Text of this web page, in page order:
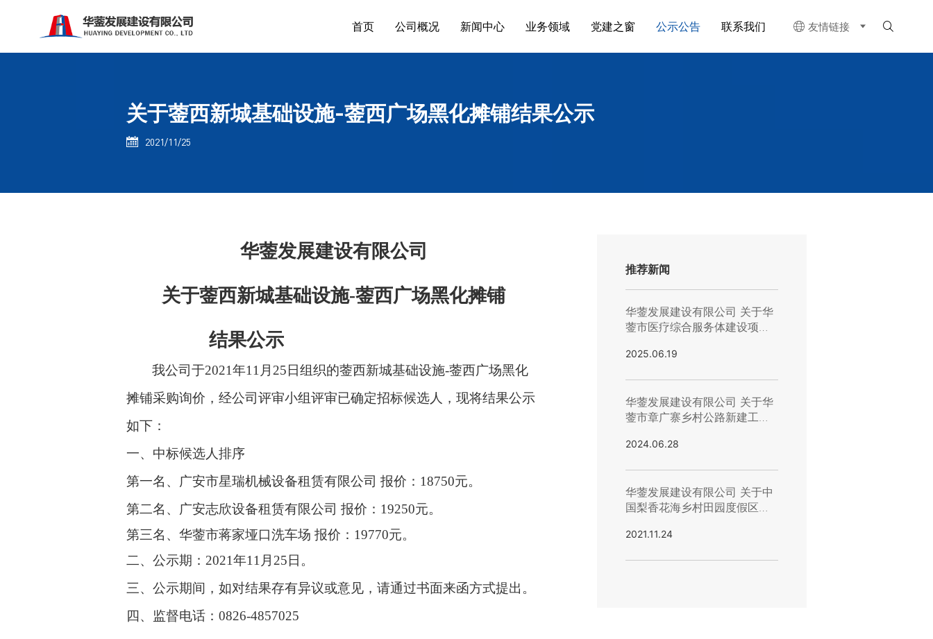
首页 公司概况 新闻中心 业务领域 党建之窗 公示公告 联系我们  友情链接 
关于蓥西新城基础设施-蓥西广场黑化摊铺结果公示
 2021/11/25
华蓥发展建设有限公司
关于蓥西新城基础设施-蓥西广场黑化摊铺
结果公示
我公司于2021年11 月 25 日组织的蓥西新城基础设施-蓥西广场黑化
摊铺采购询价，经公司评审小组评审已确定招标候选人，现将结果公示
如下：
一、中标候选人排序
第一名、 广安市星瑞机械设备租赁有限公司 报价： 18750元。
第二名、 广安志欣设备租赁有限公司 报价： 19250元。
第三名、华蓥市蒋家垭口洗车场 报价 ： 19770元。
二、公示期： 2021年11 月 25 日。
三、公示期间，如对结果存有异议或意见，请通过书面来函方式提出。
四、监督电话：0826-4857025
推荐新闻
华蓥发展建设有限公司 关于华
蓥市医疗综合服务体建设项目-
砖、花岗石、 路沿石等询价招
2025.06.19
华蓥发展建设有限公司 关于华
蓥市章广寨乡村公路新建工程
公示
2024.06.28
华蓥发展建设有限公司 关于中
国梨香花海乡村田园度假区花
2021.11.24